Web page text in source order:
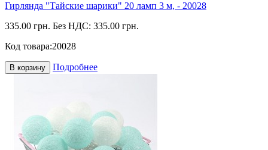
Гирлянда "Тайские шарики" 20 ламп 3 м, - 20028
335.00 грн. Без НДС: 335.00 грн.
Код товара:20028
В корзину Подробнее